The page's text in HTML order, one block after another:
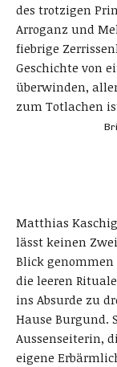
des trotzigen
Arroganz und
fiebrige
Geschichte von
überwinden,
zum Totlachen
Matthias
lässt keinen
Blick
die leeren
ins Absurde zu
Hause Burgund.
Aussenseiterin,
eigene